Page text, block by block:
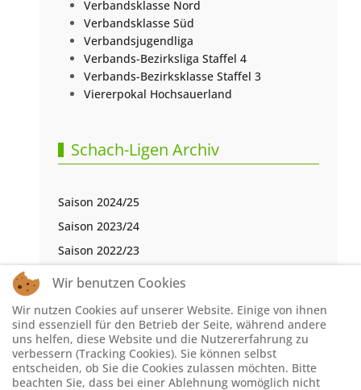
Verbandsklasse Nord
Verbandsklasse Süd
Verbandsjugendliga
Verbands-Bezirksliga Staffel 4
Verbands-Bezirksklasse Staffel 3
Viererpokal Hochsauerland
Schach-Ligen Archiv
Saison 2024/25
Saison 2023/24
Saison 2022/23
Saison 2021/22
Saison 2019/20
Saison 2018/19
Saison 2017/18
Wir benutzen Cookies
Wir nutzen Cookies auf unserer Website. Einige von ihnen
sind essenziell für den Betrieb der Seite, während andere
uns helfen, diese Website und die Nutzererfahrung zu
verbessern (Tracking Cookies). Sie können selbst
entscheiden, ob Sie die Cookies zulassen möchten. Bitte
beachten Sie, dass bei einer Ablehnung womöglich nicht